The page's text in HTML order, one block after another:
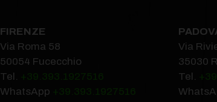
FIRENZE
Via Roma 58
50054 Fucecchio
Tel. +39.393.1927516‬
WhatsApp +39.393.1927516
Via
35030
Tel.